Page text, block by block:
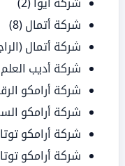
شركة أتمال (8)
شركة أتمال
شركة أديب العلم
شركة أرامكو
شركة أرامكو
شركة أرامكو
شركة أرامكو